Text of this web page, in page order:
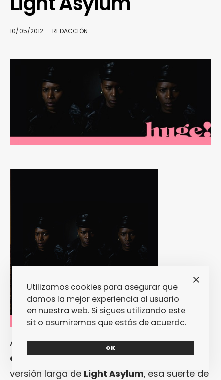
10/05/2012 REDACCIÓN
Ametrallando. Así comienza elhomónimo
debut(Kemado / Mexican Summer, 2012) en
versión larga de Light Asylum, esa suerte de
Utilizamos cookies para asegurar que
damos la mejor experiencia al usuario
en nuestra web. Si sigues utilizando este
sitio asumiremos que estás de acuerdo.
OK